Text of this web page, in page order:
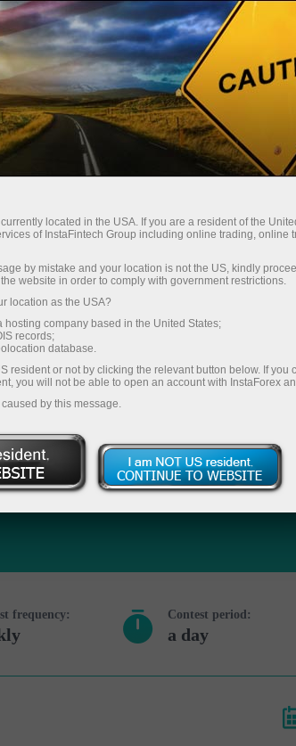
ดทันที แพลตฟอร์มการเทรด
หรับนักลงทุน สำหรับหุ้นส่วน แคมเปญ
frequency: Contest period:
a day
located in the USA. If you are a resident of the
of InstaFintech Group including online trading, online
by mistake and your location is not the US, kindly
website in order to comply with government restrictions.
location as the USA?
company based in the United States;
records;
database.
resident or not by clicking the relevant button below. If you
you will not be able to open an account with InstaForex
by this message.